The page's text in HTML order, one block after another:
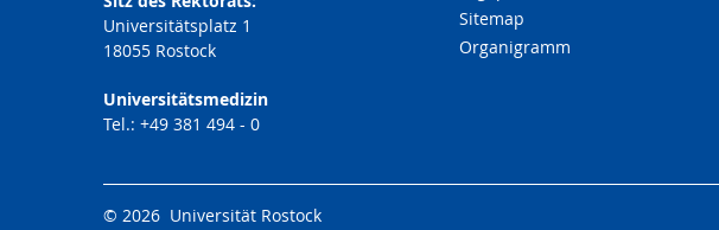
Universitätsplatz 1
18055 Rostock
Universitätsmedizin
Tel.: +49 381 494 - 0
Sitemap
Organigramm
© 2026 Universität Rostock